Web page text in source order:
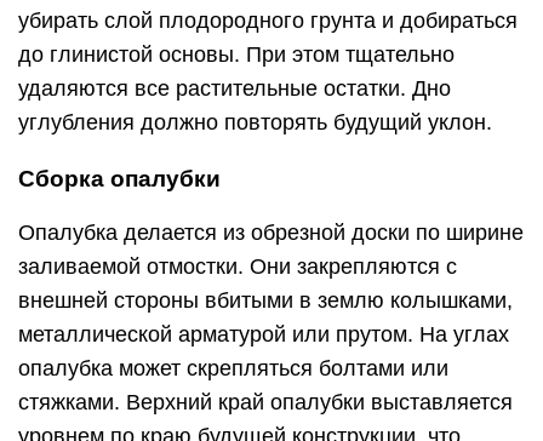
убирать слой плодородного грунта и добираться
до глинистой основы. При этом тщательно
удаляются все растительные остатки. Дно
углубления должно повторять будущий уклон.
Сборка опалубки
Опалубка делается из обрезной доски по ширине
заливаемой отмостки. Они закрепляются с
внешней стороны вбитыми в землю колышками,
металлической арматурой или прутом. На углах
опалубка может скрепляться болтами или
стяжками. Верхний край опалубки выставляется
уровнем по краю будущей конструкции, что